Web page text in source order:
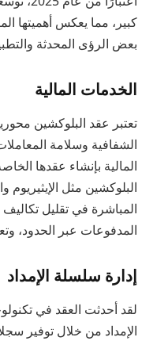
كبير، مما يعكس أهميتها
بعض الرؤى المحدثة
الخدمات المالية
تعتبر عقد البلوكشين
الشفافية وسلامة
المالية بإنشاء عقدها
البلوكشين مثل
المباشرة في تقليل
المدفوعات عبر الحدود،
إدارة سلسلة الإمداد
لقد أحدثت العقد في
الإمداد من خلال توفير